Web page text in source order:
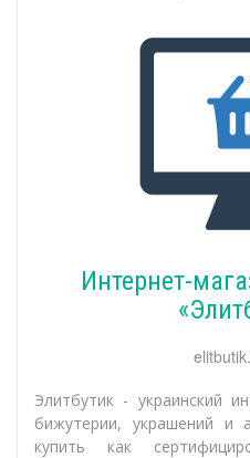
Интернет-
Элитбутик - украинский
бижутерии, украшений и
купить как